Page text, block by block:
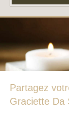
Partagez
Graciette Da